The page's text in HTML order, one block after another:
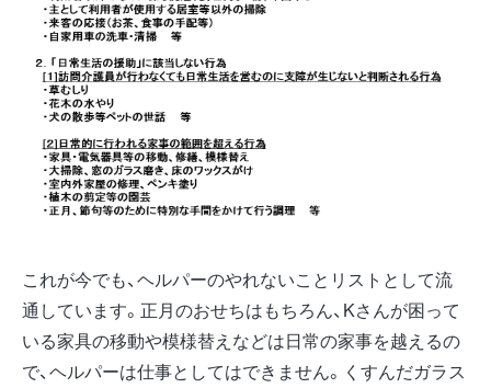
これが今でも、ヘルパーのやれないことリストとして流
通しています。正月のおせちはもちろん、Kさんが困って
いる家具の移動や模様替えなどは日常の家事を越えるの
で、ヘルパーは仕事としてはできません。くすんだガラス